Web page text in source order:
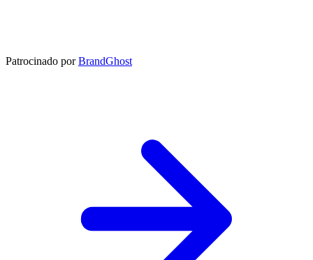
Patrocinado por BrandGhost